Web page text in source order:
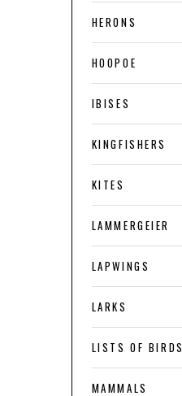
HERONS
HOOPOE
IBISES
KINGFISHERS
KITES
LAMMERGEIER
LAPWINGS
LARKS
LISTS OF BIRDS
MAMMALS